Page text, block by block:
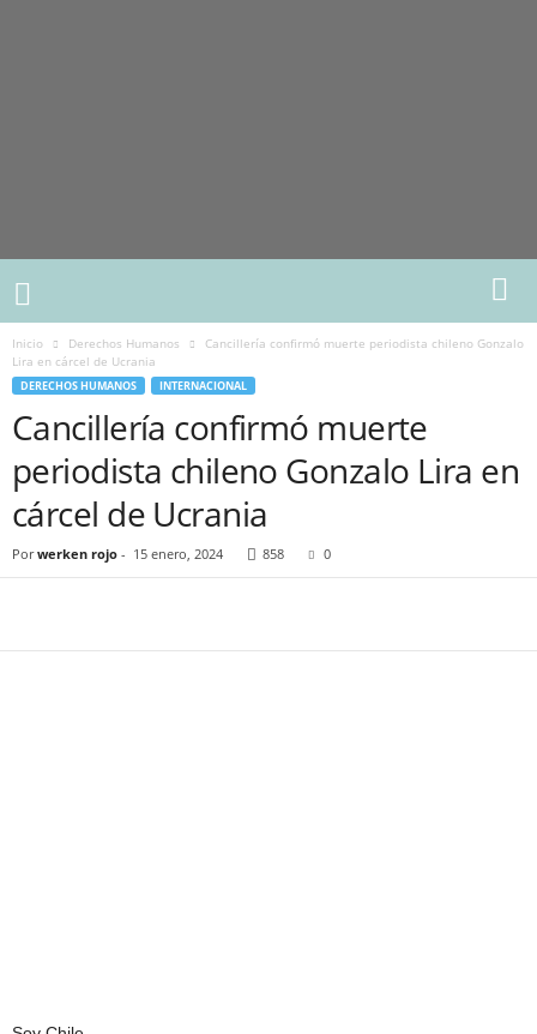
Inicio Derechos Humanos
Cancillería confirmó muerte periodista chileno Gonzalo
Lira en cárcel de Ucrania
DERECHOS HUMANOS INTERNACIONAL
Cancillería confirmó muerte
periodista chileno Gonzalo Lira en
cárcel de Ucrania
Por werken rojo - 15 enero, 2024 858 0